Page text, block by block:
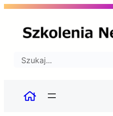
Przejdź
Szukaj